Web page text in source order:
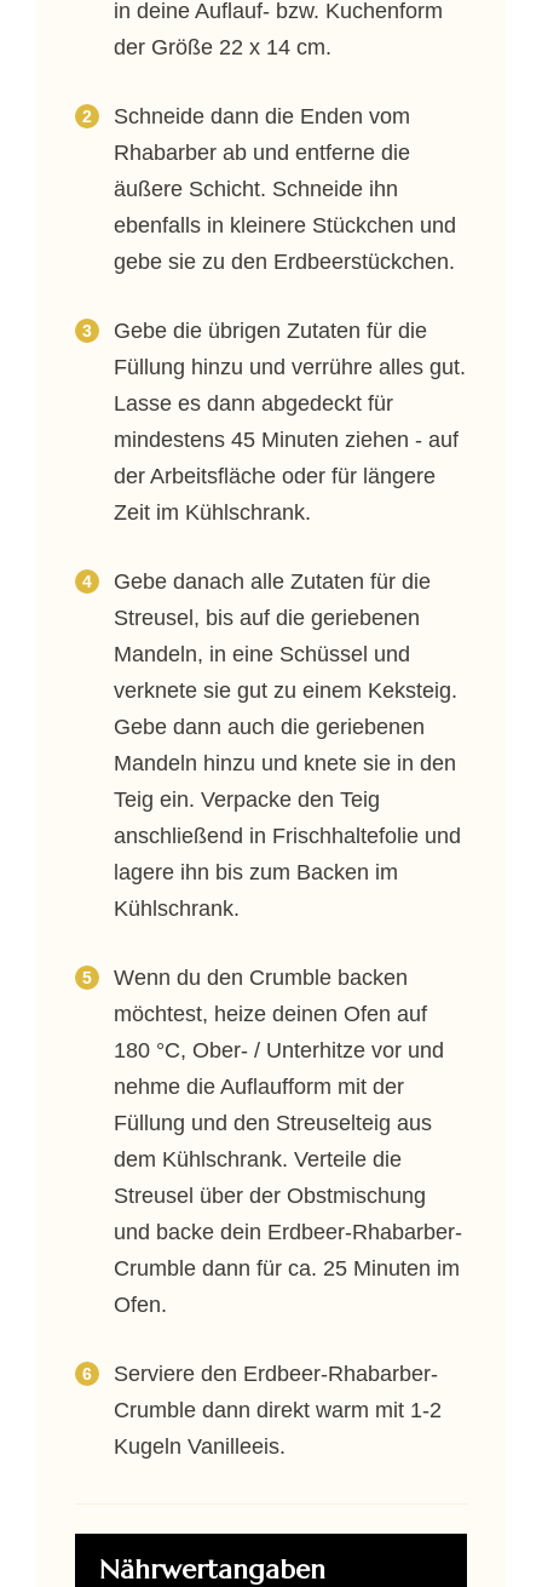
in deine Auflauf- bzw. Kuchenform
der Größe 22 x 14 cm.
Schneide dann die Enden vom
Rhabarber ab und entferne die
äußere Schicht. Schneide ihn
ebenfalls in kleinere Stückchen und
gebe sie zu den Erdbeerstückchen.
Gebe die übrigen Zutaten für die
Füllung hinzu und verrühre alles gut.
Lasse es dann abgedeckt für
mindestens 45 Minuten ziehen - auf
der Arbeitsfläche oder für längere
Zeit im Kühlschrank.
Gebe danach alle Zutaten für die
Streusel, bis auf die geriebenen
Mandeln, in eine Schüssel und
verknete sie gut zu einem Keksteig.
Gebe dann auch die geriebenen
Mandeln hinzu und knete sie in den
Teig ein. Verpacke den Teig
anschließend in Frischhaltefolie und
lagere ihn bis zum Backen im
Kühlschrank.
Wenn du den Crumble backen
möchtest, heize deinen Ofen auf
180 °C, Ober- / Unterhitze vor und
nehme die Auflaufform mit der
Füllung und den Streuselteig aus
dem Kühlschrank. Verteile die
Streusel über der Obstmischung
und backe dein Erdbeer-Rhabarber-
Crumble dann für ca. 25 Minuten im
Ofen.
Serviere den Erdbeer-Rhabarber-
Crumble dann direkt warm mit 1-2
Kugeln Vanilleeis.
Nährwertangaben